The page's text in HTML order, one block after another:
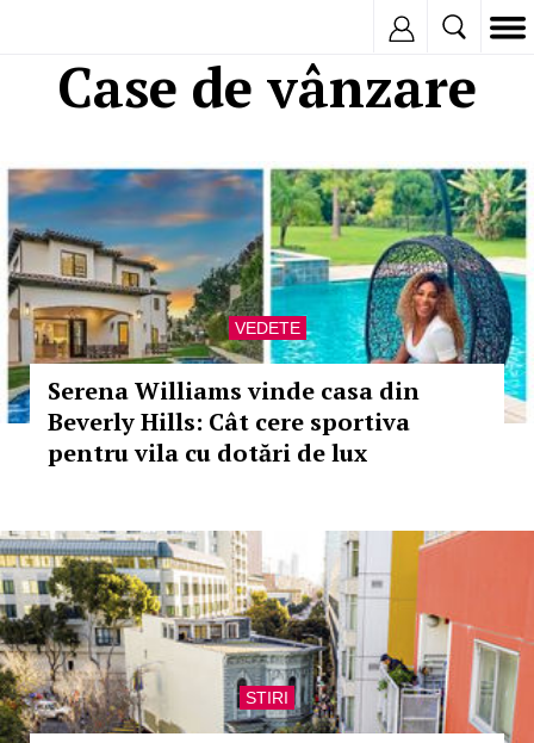
Case de vânzare
VEDETE
Serena Williams vinde casa din
Beverly Hills: Cât cere sportiva
pentru vila cu dotări de lux
STIRI